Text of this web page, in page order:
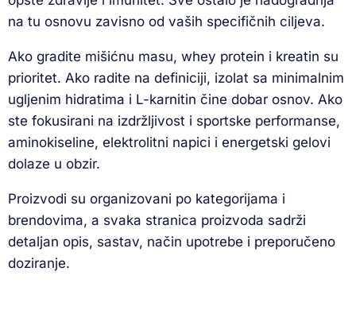
na tu osnovu zavisno od vaših specifičnih ciljeva.
Ako gradite mišićnu masu, whey protein i kreatin su
prioritet. Ako radite na definiciji, izolat sa minimalnim
ugljenim hidratima i L-karnitin čine dobar osnov. Ako
ste fokusirani na izdržljivost i sportske performanse,
aminokiseline, elektrolitni napici i energetski gelovi
dolaze u obzir.
Proizvodi su organizovani po kategorijama i
brendovima, a svaka stranica proizvoda sadrži
detaljan opis, sastav, način upotrebe i preporučeno
doziranje.